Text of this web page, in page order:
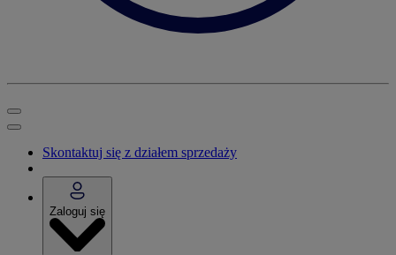
Skontaktuj się z działem sprzedaży
Zaloguj się